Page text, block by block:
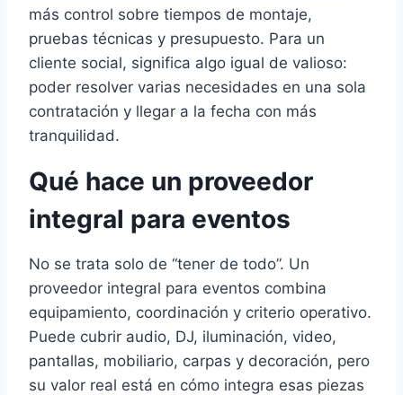
más control sobre tiempos de montaje,
pruebas técnicas y presupuesto. Para un
cliente social, significa algo igual de valioso:
poder resolver varias necesidades en una sola
contratación y llegar a la fecha con más
tranquilidad.
Qué hace un proveedor
integral para eventos
No se trata solo de “tener de todo”. Un
proveedor integral para eventos combina
equipamiento, coordinación y criterio operativo.
Puede cubrir audio, DJ, iluminación, video,
pantallas, mobiliario, carpas y decoración, pero
su valor real está en cómo integra esas piezas